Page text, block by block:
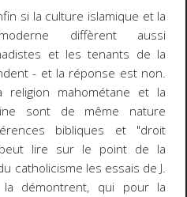
si la culture islamique et la
diffèrent aussi
et les tenants de la
- et la réponse est non.
mahométane et la
sont de même nature
bibliques et "droit
lire sur le point de la
catholicisme les essais de J.
démontrent, qui pour la